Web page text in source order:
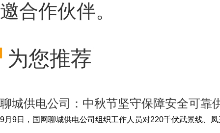
邀合作伙伴。
为您推荐
聊城供电公司：中秋节坚守保障安全可靠